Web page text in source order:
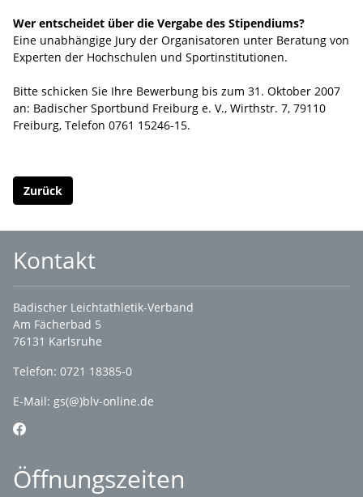
Wer entscheidet über die Vergabe des Stipendiums?
Eine unabhängige Jury der Organisatoren unter Beratung von
Experten der Hochschulen und Sportinstitutionen.
Bitte schicken Sie Ihre Bewerbung bis zum 31. Oktober 2007
an: Badischer Sportbund Freiburg e. V., Wirthstr. 7, 79110
Freiburg, Telefon 0761 15246-15.
Zurück
Kontakt
Badischer Leichtathletik-Verband
Am Fächerbad 5
76131 Karlsruhe
Telefon: 0721 18385-0
E-Mail: gs(@)blv-online.de
Öffnungszeiten